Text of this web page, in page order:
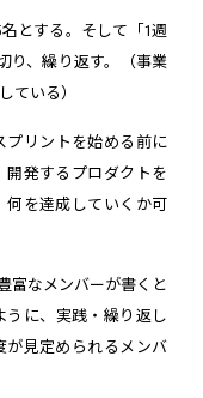
とする。そして「1週
り、繰り返す。（事業
ている）
プリントを始める前に
開発するプロダクトを
何を達成していくか可
富なメンバーが書くと
うに、実践・繰り返し
が見定められるメンバ